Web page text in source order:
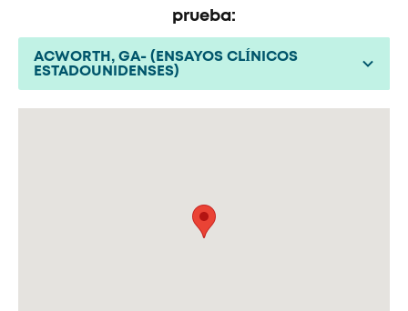
prueba:
ACWORTH, GA- (ENSAYOS CLÍNICOS
ESTADOUNIDENSES)